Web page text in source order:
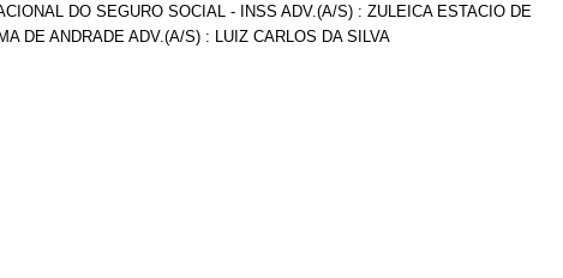
DO SEGURO SOCIAL - INSS ADV.(A/S) : ZULEICA ESTACIO DE
DE ANDRADE ADV.(A/S) : LUIZ CARLOS DA SILVA